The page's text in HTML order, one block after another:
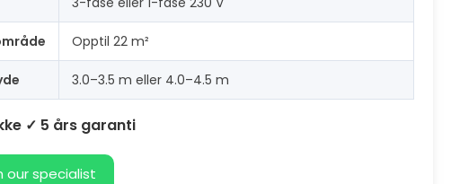
Opptil 22 m²
3.0–3.5 m eller 4.0–4.5 m
✓ 5 års garanti
our specialist